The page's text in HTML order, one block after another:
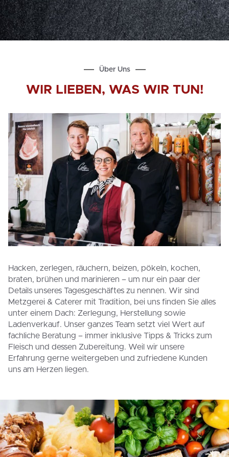
Über Uns
WIR LIEBEN, WAS WIR TUN!
Hacken, zerlegen, räuchern, beizen, pökeln, kochen,
braten, brühen und marinieren – um nur ein paar der
Details unseres Tagesgeschäftes zu nennen. Wir sind
Metzgerei & Caterer mit Tradition, bei uns finden Sie alles
unter einem Dach: Zerlegung, Herstellung sowie
Ladenverkauf. Unser ganzes Team setzt viel Wert auf
fachliche Beratung – immer inklusive Tipps & Tricks zum
Fleisch und dessen Zubereitung. Weil wir unsere
Erfahrung gerne weitergeben und zufriedene Kunden
uns am Herzen liegen.